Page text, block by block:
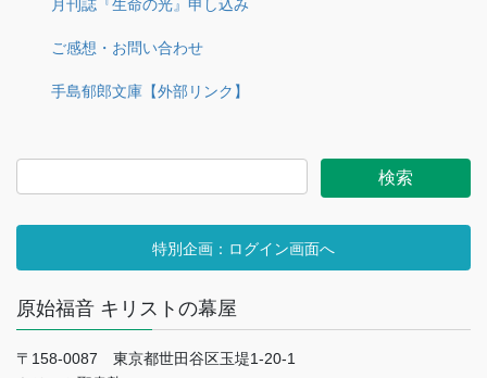
月刊誌『生命の光』申し込み
ご感想・お問い合わせ
手島郁郎文庫【外部リンク】
特別企画：ログイン画面へ
原始福音 キリストの幕屋
〒158-0087 東京都世田谷区玉堤1-20-1